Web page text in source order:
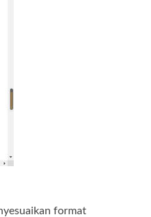
format